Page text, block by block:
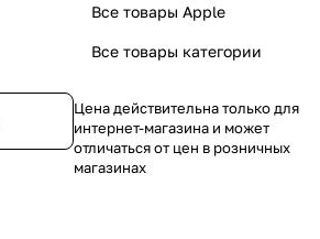
Все товары Apple
Все товары категории
Цена действительна только для
интернет-магазина и может
отличаться от цен в розничных
магазинах